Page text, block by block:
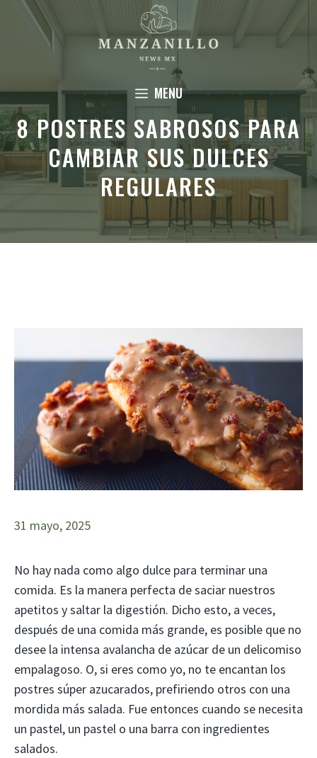
Saltar
contenido
MENU
8 POSTRES SABROSOS PARA
CAMBIAR SUS DULCES
REGULARES
31 mayo, 2025
No hay nada como algo dulce para terminar una
comida. Es la manera perfecta de saciar nuestros
apetitos y saltar la digestión. Dicho esto, a veces,
después de una comida más grande, es posible que no
desee la intensa avalancha de azúcar de un delicomiso
empalagoso. O, si eres como yo, no te encantan los
postres súper azucarados, prefiriendo otros con una
mordida más salada. Fue entonces cuando se necesita
un pastel, un pastel o una barra con ingredientes
salados.